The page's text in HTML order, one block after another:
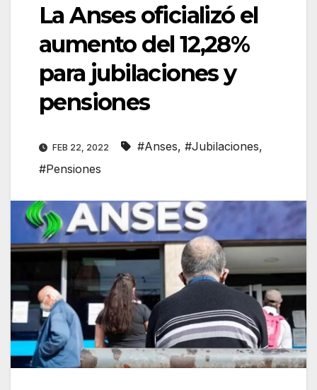
La Anses oficializó el
aumento del 12,28%
para jubilaciones y
pensiones
FEB 22, 2022 #Anses, #Jubilaciones,
#Pensiones